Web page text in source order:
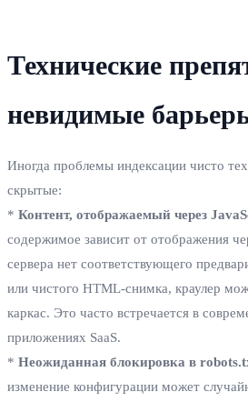
Технические
невидимые
Иногда проблемы индексации чисто
скрытые:
* Контент, отображаемый через
содержимое зависит от отображения
сервера нет соответствующего
или чистого HTML-снимка, краулер
каркас. Это часто встречается в
приложениях SaaS.
* Неожиданная блокировка в
изменение конфигурации может